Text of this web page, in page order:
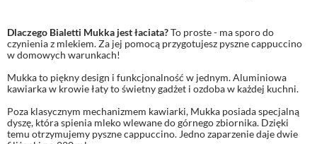
Dlaczego Bialetti Mukka jest łaciata?To proste - ma sporo do
czynienia z mlekiem. Za jej pomocą przygotujesz pyszne cappuccino
w domowych warunkach!
Mukka to piękny design i funkcjonalność w jednym. Aluminiowa
kawiarka w krowie łaty to świetny gadżet i ozdoba w każdej kuchni.
Poza klasycznym mechanizmem kawiarki, Mukka posiada specjalną
dyszę, która spienia mleko wlewane do górnego zbiornika. Dzięki
temu otrzymujemy pyszne cappuccino. Jedno zaparzenie daje dwie